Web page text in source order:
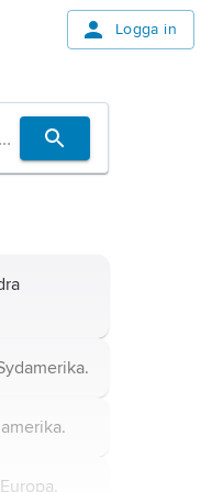
Logga in